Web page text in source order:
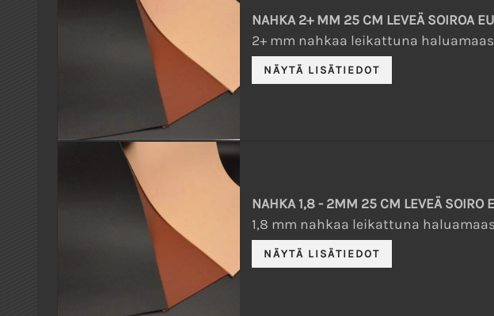
NAHKA 2+ MM 25 CM LEVEÄ SOIROA EU
2+ mm nahkaa leikattuna
NAHKA 1,8 - 2MM 25 CM LEVEÄ SOIRO
1,8 mm nahkaa leikattuna